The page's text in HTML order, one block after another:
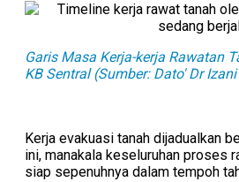
Garis Masa Kerja-kerja Rawatan
KB Sentral (Sumber: Dato' Dr
Kerja evakuasi tanah dijadualkan
ini, manakala keseluruhan proses
siap sepenuhnya dalam tempoh